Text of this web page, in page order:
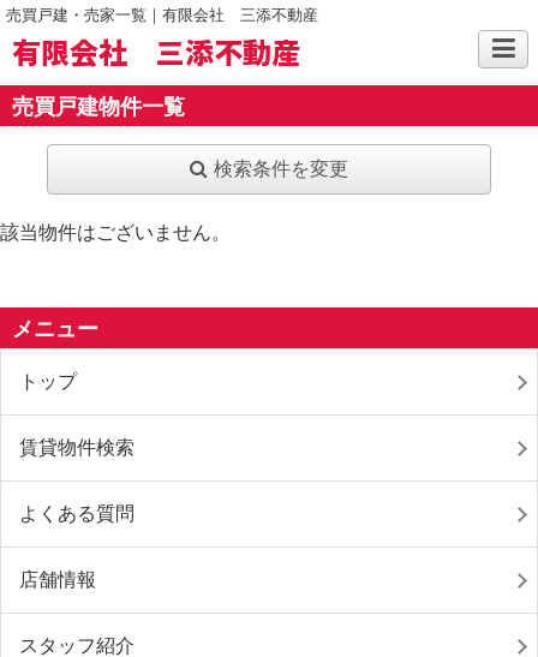
売買戸建・売家一覧｜有限会社 三添不動産
有限会社 三添不動産
売買戸建物件一覧
検索条件を変更
該当物件はございません。
メニュー
トップ
賃貸物件検索
よくある質問
店舗情報
スタッフ紹介